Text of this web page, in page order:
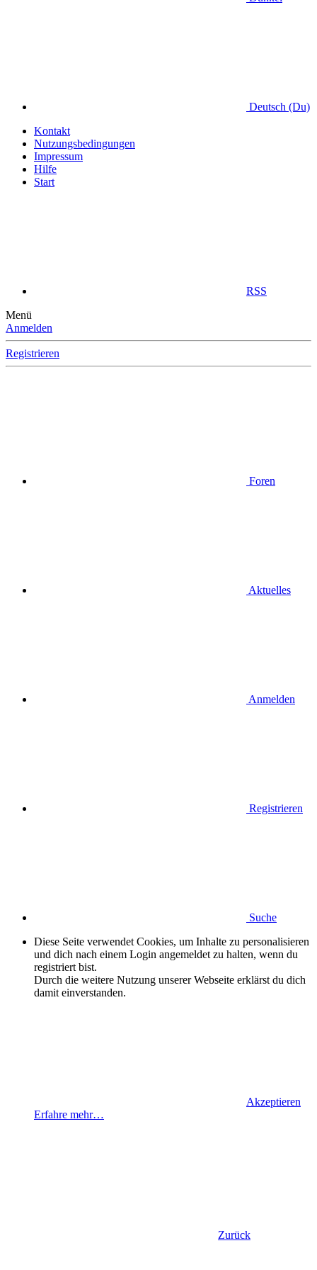
Deutsch (Du)
Kontakt
Nutzungsbedingungen
Impressum
Hilfe
Start
RSS
Menü
Anmelden
Registrieren
Foren
Aktuelles
Anmelden
Registrieren
Suche
Diese Seite verwendet Cookies, um Inhalte zu personalisieren
und dich nach einem Login angemeldet zu halten, wenn du
registriert bist.
Durch die weitere Nutzung unserer Webseite erklärst du dich
damit einverstanden.
Akzeptieren
Erfahre mehr…
Zurück